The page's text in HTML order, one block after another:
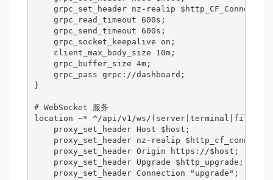
grpc_set_header nz-realip
    grpc_read_timeout 600s;
    grpc_send_timeout 600s;
    grpc_socket_keepalive on;
    client_max_body_size 10m;
    grpc_buffer_size 4m;
    grpc_pass grpc://dashboard;
}
# WebSocket 服务
location ~* ^/api/v1/ws/
    proxy_set_header Host $host;
proxy_set_header nz-realip
    proxy_set_header Origin https://$host;
    proxy_set_header Upgrade $http_upgrade;
    proxy_set_header Connection "upgrade";